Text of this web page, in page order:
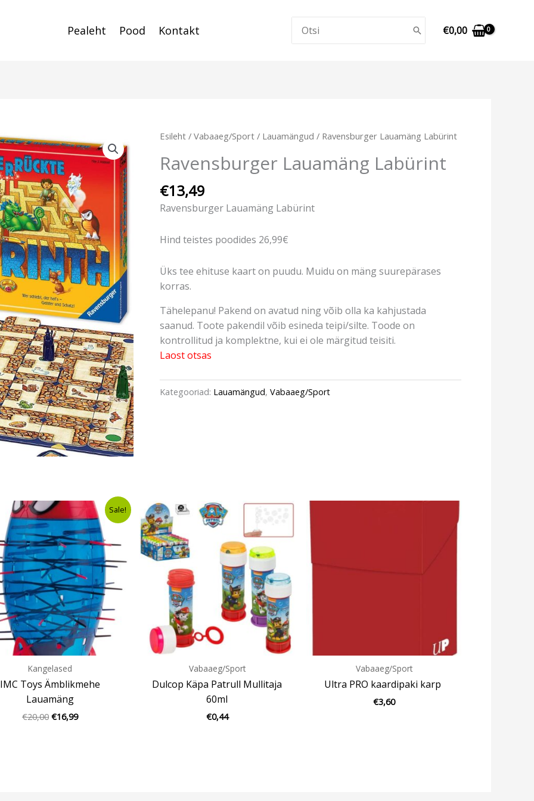
Pealeht Pood Kontakt
for:
€0,00
Esileht / Vabaaeg/Sport / Lauamängud / Ravensburger Lauamäng Labürint
Ravensburger Lauamäng Labürint
€13,49
Ravensburger Lauamäng Labürint
Hind teistes poodides 26,99€
Üks tee ehituse kaart on puudu. Muidu on mäng suurepärases
korras.
Tähelepanu! Pakend on avatud ning võib olla ka kahjustada
saanud. Toote pakendil võib esineda teipi/silte. Toode on
kontrollitud ja komplektne, kui ei ole märgitud teisiti.
Laost otsas
Kategooriad: Lauamängud, Vabaaeg/Sport
Sale!
Kangelased
IMC Toys Ämblikmehe
Lauamäng
€20,00
Algne
hind
€20,00.
€16,99
Current
price
is:
€16,99.
Vabaaeg/Sport
Dulcop Käpa Patrull Mullitaja
60ml
€0,44
Vabaaeg/Sport
Ultra PRO kaardipaki karp
€3,60